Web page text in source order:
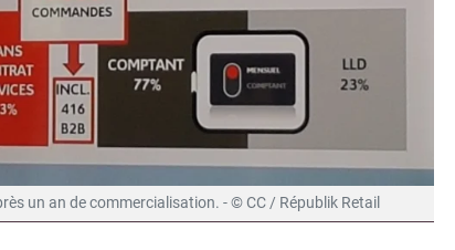
un an de commercialisation. - © CC / Républik Retail